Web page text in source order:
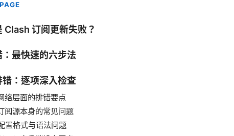
Clash 订阅更新失败？
：最快速的六步法
错：逐项深入检查
络层面的排错要点
阅源本身的常见问题
置格式与语法问题